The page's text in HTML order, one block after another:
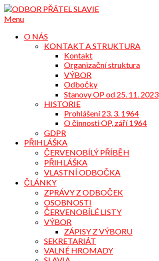
Přejdi
na
Menu
O NÁS
KONTAKT A STRUKTURA
Kontakt
Organizační struktura
VÝBOR
Odbočky
Stanovy OP od 25. 11. 2023
HISTORIE
Prohlášení 23. 3. 1964
O činnosti OP, září 1964
GDPR
PŘIHLÁŠKA
ČERVENOBÍLÝ PŘÍBĚH
PŘIHLÁŠKA
VLASTNÍ ODBOČKA
ČLÁNKY
ZPRÁVY Z ODBOČEK
OSOBNOSTI
ČERVENOBÍLÉ LISTY
VÝBOR
ZÁPISY Z VÝBORU
SEKRETARIÁT
VALNÉ HROMADY